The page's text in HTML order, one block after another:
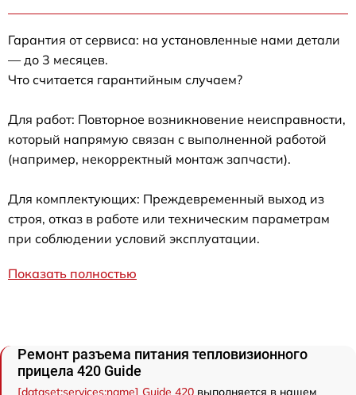
Гарантия от сервиса: на установленные нами детали
— до 3 месяцев.
Что считается гарантийным случаем?
Для работ: Повторное возникновение неисправности,
который напрямую связан с выполненной работой
(например, некорректный монтаж запчасти).
Для комплектующих: Преждевременный выход из
строя, отказ в работе или техническим параметрам
при соблюдении условий эксплуатации.
Показать полностью
Ремонт разъема питания тепловизионного
прицела 420 Guide
[dataset:services:name] Guide 420 выполняется в нашем